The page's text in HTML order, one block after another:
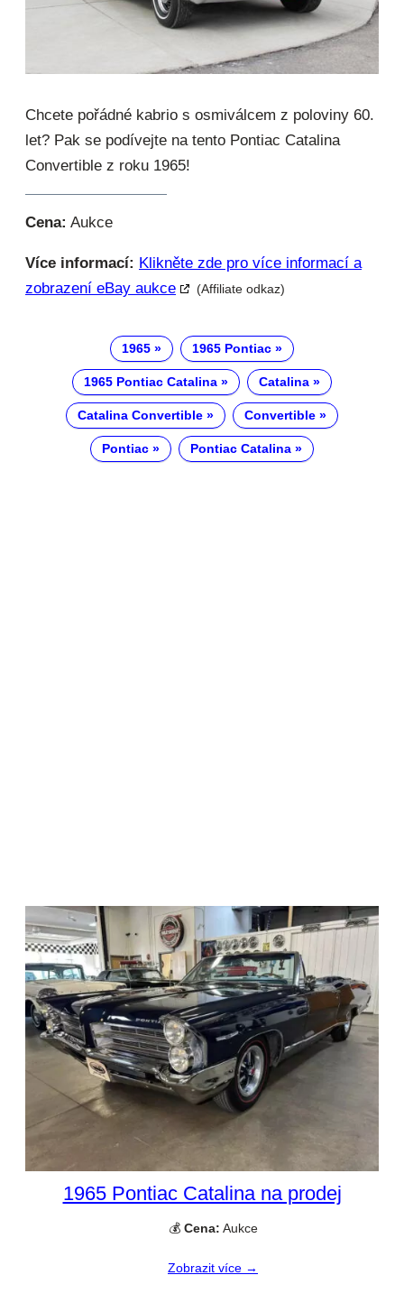
Chcete pořádné kabrio s osmiválcem z poloviny 60.
let? Pak se podívejte na tento Pontiac Catalina
Convertible z roku 1965!
Cena: Aukce
Více informací: Klikněte zde pro více informací a
zobrazení eBay aukce
(Affiliate odkaz)
1965 1965 Pontiac
1965 Pontiac Catalina Catalina
Catalina Convertible Convertible
Pontiac Pontiac Catalina
1965 Pontiac Catalina na prodej
💰 Cena: Aukce
Zobrazit více →